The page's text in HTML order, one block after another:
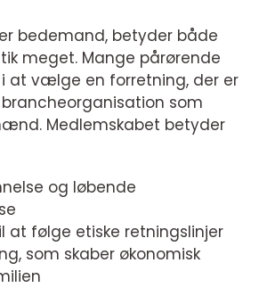
bedemand, betyder både
meget. Mange pårørende
at vælge en forretning, der er
som
Medlemskabet betyder
og løbende
at følge etiske retningslinjer
som skaber økonomisk